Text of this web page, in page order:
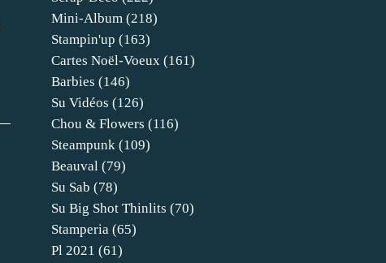
Mini-Album (218)
Stampin'up (163)
Cartes Noël-Voeux (161)
Barbies (146)
Su Vidéos (126)
Chou & Flowers (116)
Steampunk (109)
Beauval (79)
Su Sab (78)
Su Big Shot Thinlits (70)
Stamperia (65)
Pl 2021 (61)